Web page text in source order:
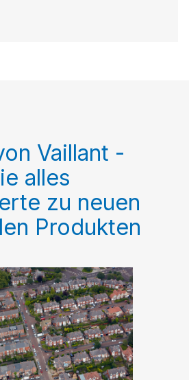
Vaillant -
alles
zu neuen
Produkten